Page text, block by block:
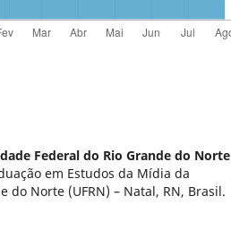
Federal do Rio Grande do Norte
em Estudos da Mídia da
do Norte (UFRN) – Natal, RN, Brasil.